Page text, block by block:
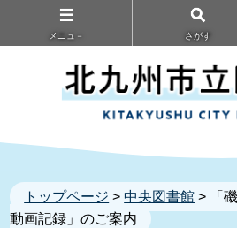
メニュ－ さがす
トップページ >中央図書館 > 「
動画記録」のご案内